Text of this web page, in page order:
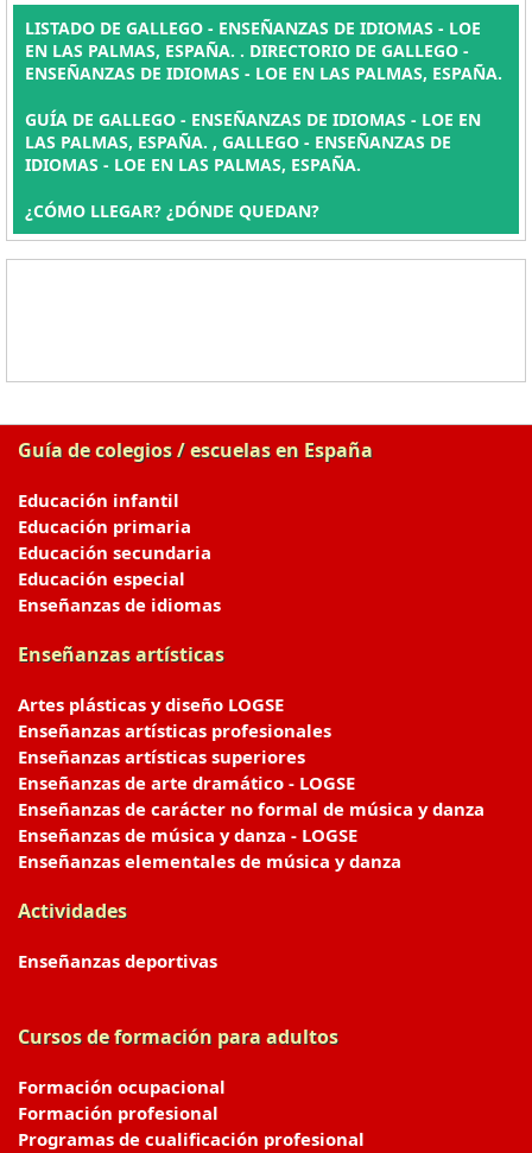
LISTADO DE GALLEGO - ENSEÑANZAS DE IDIOMAS - LOE
EN LAS PALMAS, ESPAÑA. . DIRECTORIO DE GALLEGO -
ENSEÑANZAS DE IDIOMAS - LOE EN LAS PALMAS, ESPAÑA.
GUÍA DE GALLEGO - ENSEÑANZAS DE IDIOMAS - LOE EN
LAS PALMAS, ESPAÑA. , GALLEGO - ENSEÑANZAS DE
IDIOMAS - LOE EN LAS PALMAS, ESPAÑA.
¿CÓMO LLEGAR? ¿DÓNDE QUEDAN?
Guía de colegios / escuelas en España
Educación infantil
Educación primaria
Educación secundaria
Educación especial
Enseñanzas de idiomas
Enseñanzas artísticas
Artes plásticas y diseño LOGSE
Enseñanzas artísticas profesionales
Enseñanzas artísticas superiores
Enseñanzas de arte dramático - LOGSE
Enseñanzas de carácter no formal de música y danza
Enseñanzas de música y danza - LOGSE
Enseñanzas elementales de música y danza
Actividades
Enseñanzas deportivas
Cursos de formación para adultos
Formación ocupacional
Formación profesional
Programas de cualificación profesional